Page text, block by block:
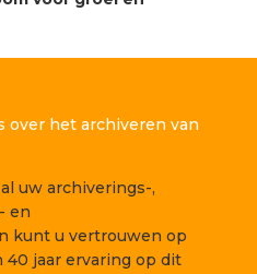
over het archiveren van
uw archiverings-,
en
kunt u vertrouwen op
40 jaar ervaring op dit